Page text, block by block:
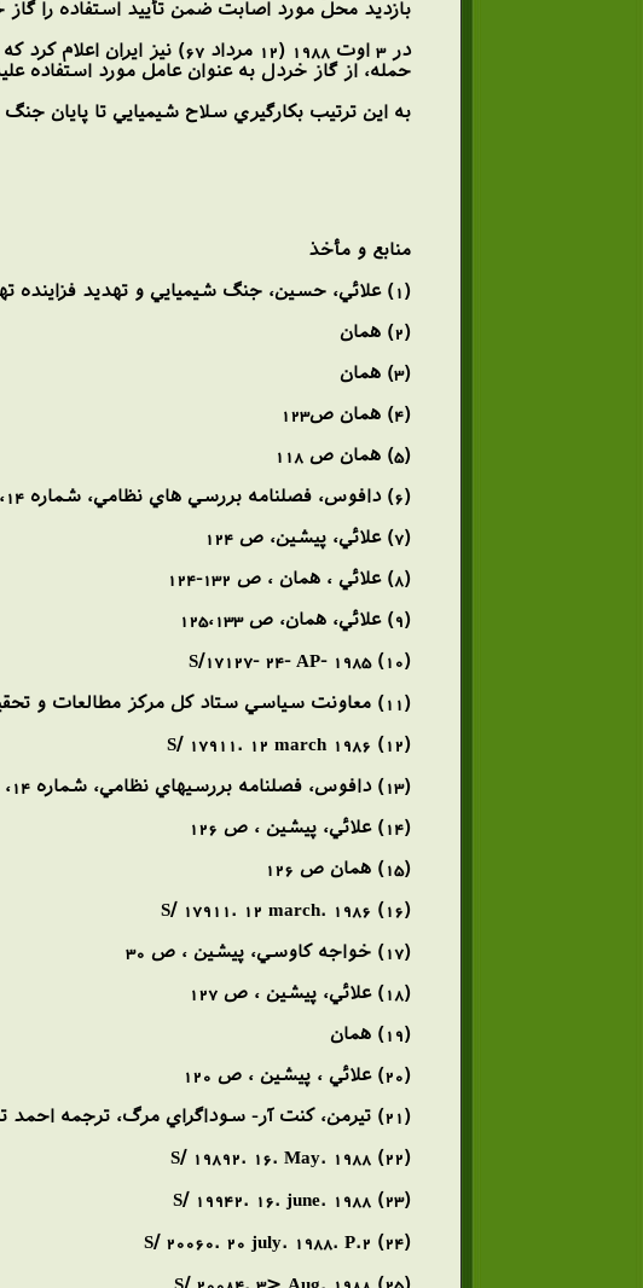
بازديد محل مورد اصابت ضمن تأييد استفاده را گاز
حمله، از گاز خردل به عنوان عامل مورد استفاده
به اين ترتيب بكارگيري سلاح شيميايي تا پايان
منابع و مأخذ
(1) علائي، حسين، جنگ شيميايي و تهديد فزاينده تهران (انتشارات اطلاعات ، 1367، ص 122)
(2) همان
(3) همان
(4) همان ص123
(5) همان ص 118
(6) دافوس، فصلنامه بررسي هاي نظامي، شماره 14، ص 221
(7) علائي، پيشين، ص 124
(8) علائي ، همان ، ص 132-124
(9) علائي، همان، ص 125،133
(10) S/17127- 24- AP- 1985
(11) معاونت سياسي ستاد كل مركز مطالعات و تحقيقات جنگ، از خرمشهر تا فاو ، تهران، نشر سپاه پاسداران ، 1367 ص 194
(12) S/ 17911. 12 march 1986
(13) دافوس، فصلنامه بررسيهاي نظامي، شماره 14، ص 216
(14) علائي، پيشين ، ص 126
(15) همان ص 126
(16) S/ 17911. 12 march. 1986
(17) خواجه كاوسي، پيشين ، ص 30
(18) علائي، پيشين ، ص 127
(19) همان
(20) علائي ، پيشين ، ص 120
(21) تيرمن، كنت آر- سوداگراي مرگ، ترجمه احمد تدين، تهران موسسه خدمات فرهنگي رسا، 1373-ص 562،566
(22) S/ 19892. 16. May. 1988
(23) S/ 19942. 16. june. 1988
(24) S/ 20060. 20 july. 1988. P.2
(25) S/ 20084. 3> Aug. 1988